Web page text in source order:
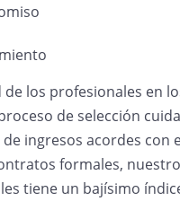
de los profesionales en
de selección
ingresos acordes con
formales,
tiene un bajísimo